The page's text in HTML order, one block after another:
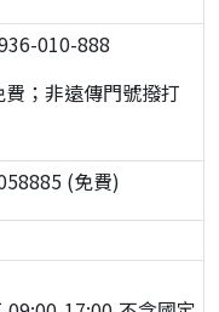
010-888
；非遠傳門號撥打
(免費)